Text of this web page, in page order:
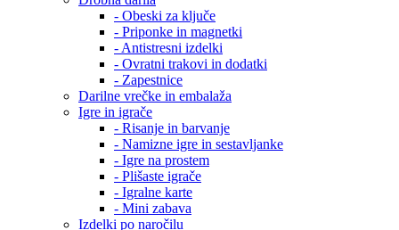
- Obeski za ključe
- Priponke in magnetki
- Antistresni izdelki
- Ovratni trakovi in dodatki
- Zapestnice
Darilne vrečke in embalaža
Igre in igrače
- Risanje in barvanje
- Namizne igre in sestavljanke
- Igre na prostem
- Plišaste igrače
- Igralne karte
- Mini zabava
Izdelki po naročilu